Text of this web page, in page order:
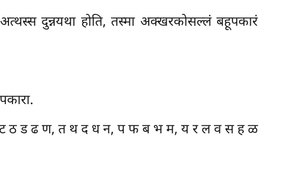
दुन्नयथा होति, तस्मा अक्खरकोसल्लं बहूपकारं
ड ढ ण, त थ द ध न, प फ ब भ म, य र ल व स ह ळ